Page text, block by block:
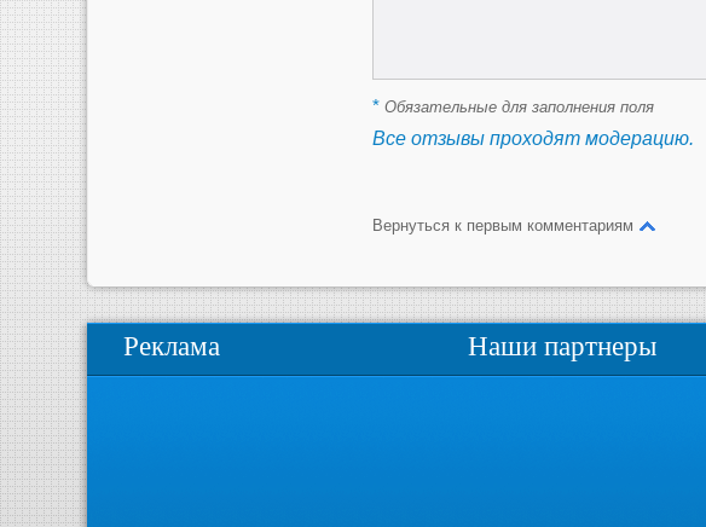
* Обязательные для заполнения поля
Все отзывы проходят модерацию.
Вернуться к первым комментариям
Реклама Наши партнеры